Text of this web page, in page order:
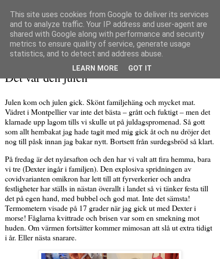
Det var den julen
Julen kom och julen gick. Skönt familjehäng och mycket mat.
Vädret i Montpellier var inte det bästa – grått och fuktigt – men det
klarnade upp lagom tills vi skulle ut på juldagspromenad. Så gott
som allt hembakat jag hade tagit med mig gick åt och nu dröjer det
nog till påsk innan jag bakar nytt. Bortsett från surdegsbröd så klart.
På fredag är det nyårsafton och den har vi valt att fira hemma, bara
vi tre (Dexter ingår i familjen). Den explosiva spridningen av
covidvarianten omikron har lett till att fyrverkerier och andra
festligheter har ställs in nästan överallt i landet så vi tänker festa till
det på egen hand, med bubbel och god mat. Inte det sämsta!
Termometern visade på 17 grader när jag gick ut med Dexter i
morse! Fåglarna kvittrade och brisen var som en smekning mot
huden. Om värmen fortsätter kommer mimosan att slå ut extra tidigt
i år. Eller nästa snarare.
This site uses cookies from Google to deliver its services
and to analyze traffic. Your IP address and user-agent are
shared with Google along with performance and security
metrics to ensure quality of service, generate usage
statistics, and to detect and address abuse.
LEARN MORE GOT IT